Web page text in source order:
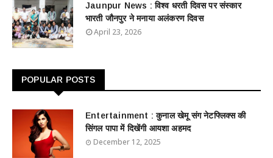
Jaunpur News : विश्व धरती दिवस पर संस्कार
भारती जौनपुर ने मनाया अलंकरण दिवस
April 23, 2026
POPULAR POSTS
Entertainment : ​​​​कुनाल खेमू संग नेटफ्लिक्स की
सिंगल पापा में दिखेंगी आयशा अहमद
December 12, 2025